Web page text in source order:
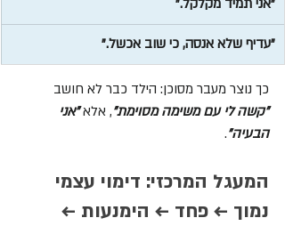
"אני תמיד מקלקל."
"עדיף שלא אנסה, כי שוב אכשל."
כך נוצר מעבר מסוכן: הילד כבר לא חושב
"קשה לי עם משימה מסוימת", אלא "אני
הבעיה".
המעגל המרכזי: דימוי עצמי
נמוך ← פחד ← הימנעות ←